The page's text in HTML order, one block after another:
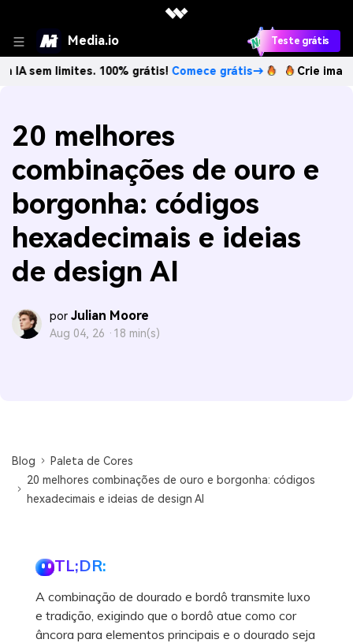
Media.io Teste grátis
100% grátis!Comece grátis→ Crie imagens com
20 melhores
combinações de ouro e
borgonha: códigos
hexadecimais e ideias
de design AI
por Julian Moore
Aug 04, 26 · 18 min(s)
Blog
Paleta de Cores
20 melhores combinações de ouro e borgonha: códigos
hexadecimais e ideias de design AI
TL;DR:
A combinação de dourado e bordô transmite luxo
e tradição, exigindo que o bordô atue como cor
âncora para elementos principais e o dourado seja